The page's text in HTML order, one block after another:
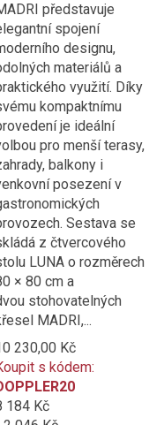
představuje
spojení
designu,
materiálů a
využití. Díky
kompaktnímu
je ideální
pro menší terasy,
balkony i
posezení v
Sestava se
z čtvercového
LUNA o rozměrech
× 80 cm a
stohovatelných
MADRI,...
230,00 Kč
s kódem:
184 Kč